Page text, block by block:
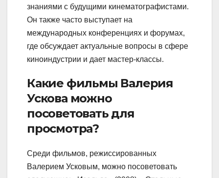
знаниями с будущими кинематографистами.
Он также часто выступает на
международных конференциях и форумах,
где обсуждает актуальные вопросы в сфере
киноиндустрии и дает мастер-классы.
Какие фильмы Валерия
Ускова можно
посоветовать для
просмотра?
Среди фильмов, режиссированных
Валерием Усковым, можно посоветовать